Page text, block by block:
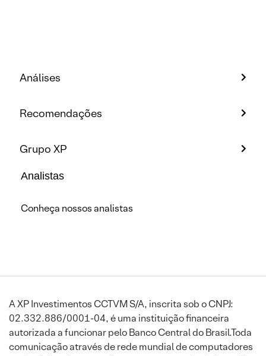
Análises
Recomendações
Grupo XP
Analistas
Conheça nossos analistas
A XP Investimentos CCTVM S/A, inscrita sob o CNPJ:
02.332.886/0001-04, é uma instituição financeira
autorizada a funcionar pelo Banco Central do Brasil.Toda
comunicação através de rede mundial de computadores